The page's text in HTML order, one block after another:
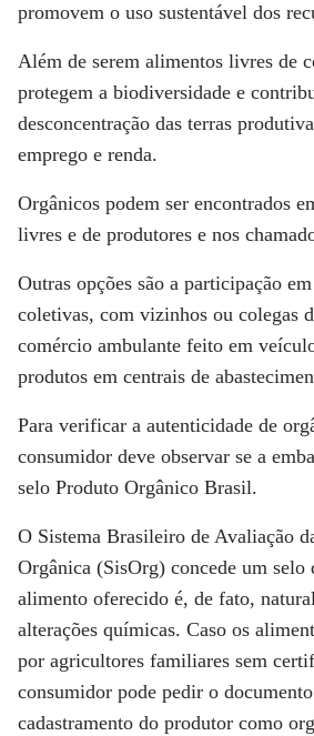
promovem o uso sustentável dos
Além de serem alimentos livres de
protegem a biodiversidade e
desconcentração das terras
emprego e renda.
Orgânicos podem ser encontrados
livres e de produtores e nos
Outras opções são a participação
coletivas, com vizinhos ou colegas
comércio ambulante feito em
produtos em centrais de
Para verificar a autenticidade de
consumidor deve observar se a
selo Produto Orgânico Brasil.
O Sistema Brasileiro de Avaliação
Orgânica (SisOrg) concede um selo
alimento oferecido é, de fato,
alterações químicas. Caso os
por agricultores familiares sem
consumidor pode pedir o
cadastramento do produtor como